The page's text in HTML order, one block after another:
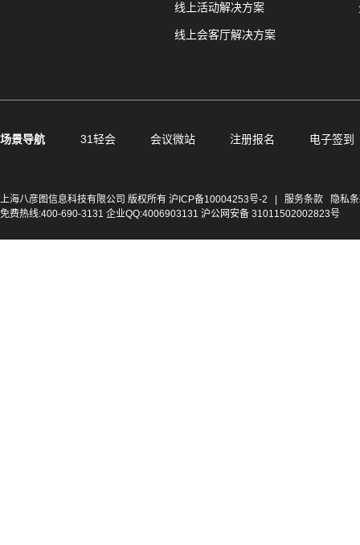
线上活动解决方案
线上会客厅解决方案
场景导航 31轻会 会议微站 注册报名 电子签到
上海八彦图信息科技有限公司 版权所有 沪ICP备10004253号-2 服务条款
隐私
免费热线:400-690-3131 企业QQ:4006903131 沪公网安备 31011502002823号